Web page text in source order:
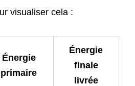
visualiser cela :
Énergie
primaire
Énergie
finale
livrée